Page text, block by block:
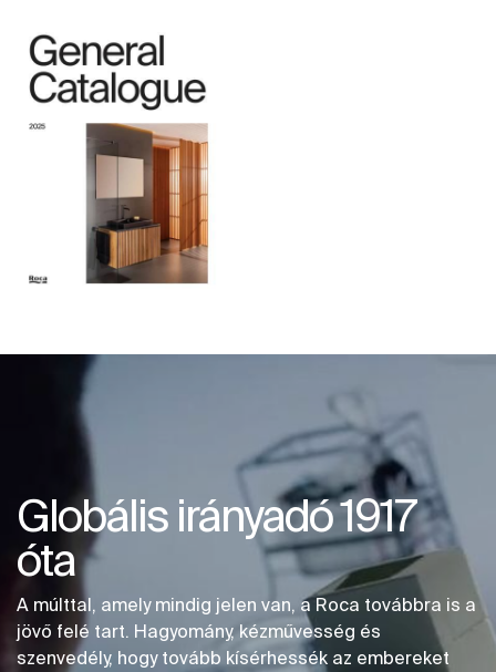
Globális irányadó 1917
óta
A múlttal, amely mindig jelen van, a Roca továbbra is a
jövő felé tart. Hagyomány, kézművesség és
szenvedély, hogy tovább kísérhessék az embereket